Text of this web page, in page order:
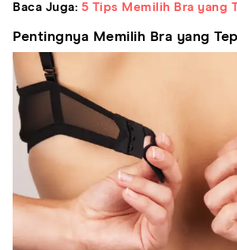
Baca Juga: 5 Tips Memilih Bra yang
Pentingnya Memilih Bra yang